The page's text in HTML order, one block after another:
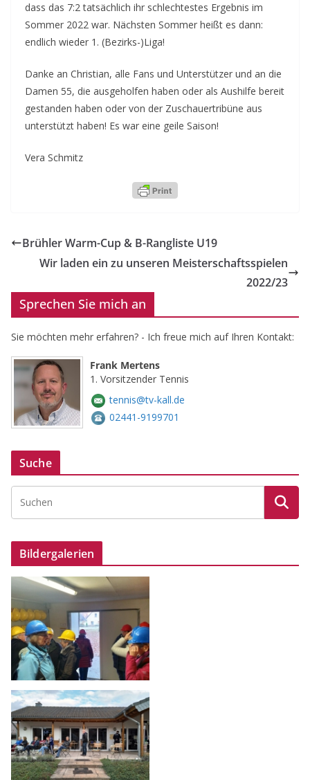
dass das 7:2 tatsächlich ihr schlechtestes Ergebnis im
Sommer 2022 war. Nächsten Sommer heißt es dann:
endlich wieder 1. (Bezirks-)Liga!
Danke an Christian, alle Fans und Unterstützer und an die
Damen 55, die ausgeholfen haben oder als Aushilfe bereit
gestanden haben oder von der Zuschauertribüne aus
unterstützt haben! Es war eine geile Saison!
Vera Schmitz
Brühler Warm-Cup & B-Rangliste U19
Wir laden ein zu unseren Meisterschaftsspielen
2022/23
Sprechen Sie mich an
Sie möchten mehr erfahren? - Ich freue mich auf Ihren Kontakt:
Frank Mertens
1. Vorsitzender Tennis
tennis@tv-kall.de
02441-9199701
Suche
Bildergalerien